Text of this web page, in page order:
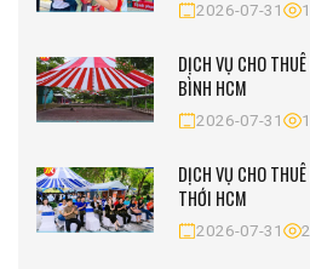
2026-07-31 1
DỊCH VỤ CHO
BÌNH HCM
2026-07-31 1
DỊCH VỤ CHO
THỚI HCM
2026-07-31 2